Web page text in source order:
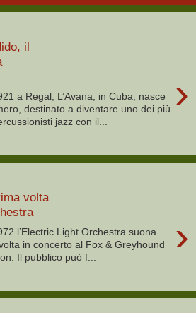
il
›
a Regal, L’Avana, in Cuba, nasce
destinato a diventare uno dei più
jazz con il...
volta
›
l’Electric Light Orchestra suona
in concerto al Fox & Greyhound
Il pubblico può f...